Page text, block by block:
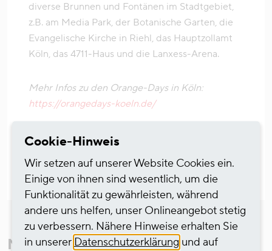
diverse Brunnen und Fontänen im Stadtgebiet,
z.B. am Media Park, der Botanische Garten, die
Evangelische Kirche in Riehl, das Hauptzollamt
Köln, das 4711-Haus und die Lanxess-Arena.
Mehr Infos zu den Orange-Days in Köln:
https://orangedays-koeln.de/
Mehr aus Corporate News
Cookie-Hinweis
Wir setzen auf unserer Website Cookies ein.
Einige von ihnen sind wesentlich, um die
Funktionalität zu gewährleisten, während
andere uns helfen, unser Onlineangebot stetig
zu verbessern. Nähere Hinweise erhalten Sie
in unserer Datenschutzerklärung und auf